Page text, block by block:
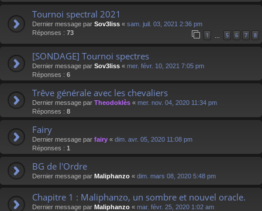
Tournoi spectral 2021
Dernier message par Sov3liss « sam. juil. 03, 2021 2:36 pm
Réponses : 73 1 5 6 7 8
[SONDAGE] Tournoi spectres
Dernier message par Sov3liss « mer. févr. 10, 2021 7:05 pm
Réponses : 6
Trêve générale avec les chevaliers
Dernier message par Theodoklès « mer. nov. 04, 2020 11:34 pm
Réponses : 8
Fairy
Dernier message par fairy « dim. avr. 05, 2020 11:08 pm
Réponses : 1
BG de l'Ordre
Dernier message par Maliphanzo « dim. mars 08, 2020 5:48 pm
Chapitre 1 : Maliphanzo, un sombre et nouvel oracle.
Dernier message par Maliphanzo « mar. févr. 25, 2020 1:02 am